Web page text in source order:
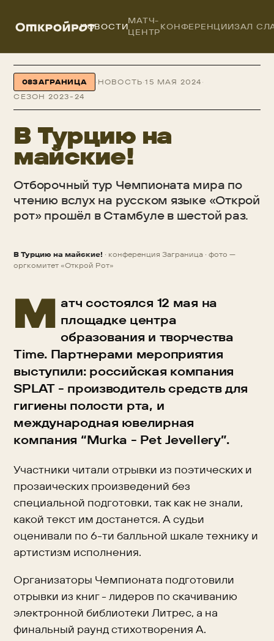
НОВОСТИ
МАТЧ-
ЦЕНТР
КОНФЕРЕНЦИИЗАЛ
08ЗАГРАНИЦА · НОВОСТЬ·15 МАЯ 2024 ·
СЕЗОН 2023-24
В Турцию на
майские!
Отборочный тур Чемпионата мира по
чтению вслух на русском языке «Открой
рот» прошёл в Стамбуле в шестой раз.
НОВОСТЬ
В Турцию на майские! · конференция Заграница · фото —
оргкомитет «Открой Рот»
М атч состоялся 12 мая на
площадке центра
образования и творчества
Time. Партнерами мероприятия
выступили: российская компания
SPLAT - производитель средств для
гигиены полости рта, и
международная ювелирная
компания “Murka - Pet Jevellery”.
Участники читали отрывки из поэтических и
прозаических произведений без
специальной подготовки, так как не знали,
какой текст им достанется. А судьи
оценивали по 6-ти балльной шкале технику и
артистизм исполнения.
Организаторы Чемпионата подготовили
отрывки из книг - лидеров по скачиванию
электронной библиотеки Литрес, а на
финальный раунд стихотворения А.